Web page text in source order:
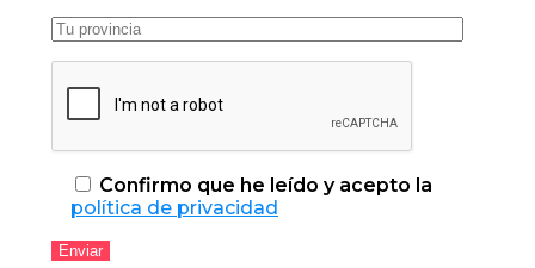
Confirmo que he leído y acepto la
política de privacidad